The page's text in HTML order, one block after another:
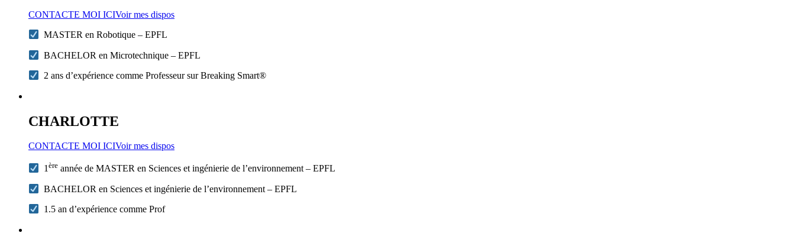
CONTACTE MOI ICIVoir mes dispos
MASTER en Robotique – EPFL
BACHELOR en Microtechnique – EPFL
2 ans d’expérience comme Professeur sur Breaking Smart®
CHARLOTTE
CONTACTE MOI ICIVoir mes dispos
1ère année de MASTER en Sciences et ingénierie de l’environnement – EPFL
BACHELOR en Sciences et ingénierie de l’environnement – EPFL
1.5 an d’expérience comme Prof